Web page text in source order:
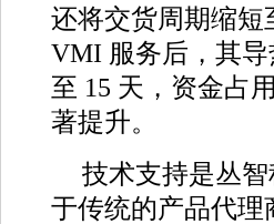
还将交货周期缩短
VMI 服务后，其
至 15 天，资金占
著提升。
技术支持是丛
于传统的产品代理